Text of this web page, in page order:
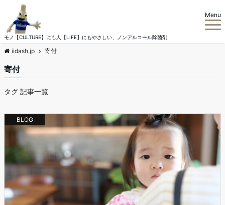
モノ【CULTURE】にも人【LIFE】にもやさしい、ノンアルコール除菌剤
Menu
iidash.jp 寄付
寄付
タグ 記事一覧
BLOG